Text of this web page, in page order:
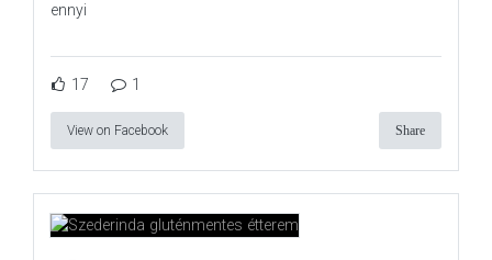
ennyi
17 1
View on Facebook Share